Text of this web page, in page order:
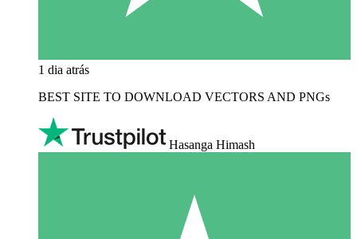
1 dia atrás
BEST SITE TO DOWNLOAD VECTORS AND PNGs
Hasanga Himash